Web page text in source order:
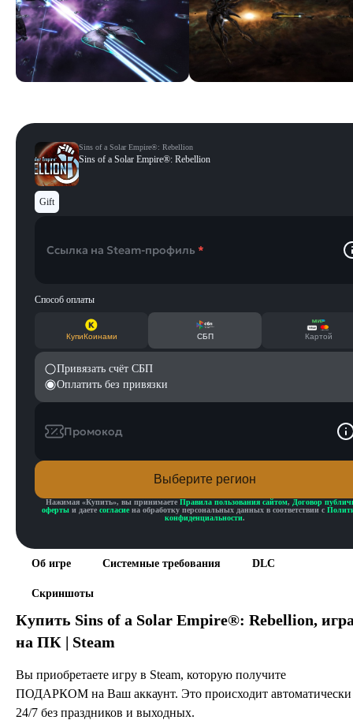
Об игре Системные требования DLC
Скриншоты
Купить Sins of a Solar Empire®: Rebellion,
на ПК | Steam
Вы приобретаете игру в Steam, которую получите
ПОДАРКОМ на Ваш аккаунт. Это происходит автоматически
24/7 без праздников и выходных.
Sins of a Solar Empire®: Rebellion
Sins of a Solar Empire®: Rebellion
Gift
Ссылка на Steam-профиль *
Способ оплаты
КупиКоинами СБП Картой
Привязать счёт СБП
Оплатить без привязки
Промокод
Выберите регион
Нажимая «Купить», вы принимаете Правила пользования сайтом, Договор
оферты и даете согласие на обработку персональных данных в соответствии с
конфиденциальности.